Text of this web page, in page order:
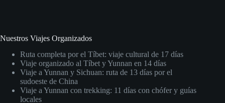
Nuestros Viajes Organizados
Ruta completa por el Tíbet: viaje cultural de 17 días
Viaje organizado al Tíbet y Yunnan en 14 días
Viaje a Yunnan y Sichuan: ruta de 13 días por el
sudoeste de China
Viaje a Yunnan con trekking: 11 días con chófer y guías
locales